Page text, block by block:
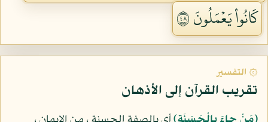
كَانُواْ يَعۡمَلُونَ ٨٤
۞ التفسير
تقريب القرآن إلى الأذهان